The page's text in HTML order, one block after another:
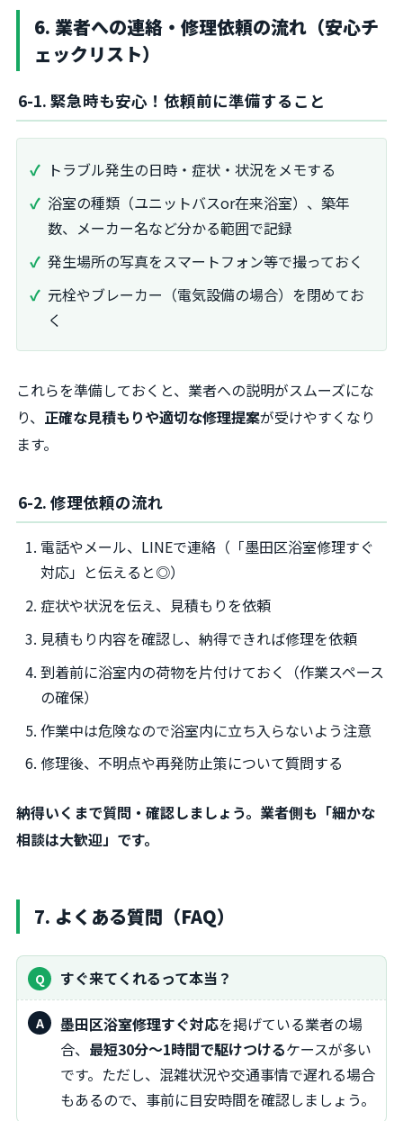
6. 業者への連絡・修理依頼の流れ（安心チ
ェックリスト）
6-1. 緊急時も安心！依頼前に準備すること
トラブル発生の日時・症状・状況をメモする
浴室の種類（ユニットバスor在来浴室）、築年
数、メーカー名など分かる範囲で記録
発生場所の写真をスマートフォン等で撮っておく
元栓やブレーカー（電気設備の場合）を閉めてお
く
これらを準備しておくと、業者への説明がスムーズにな
り、 正確な見積もりや適切な修理提案が受けやすくなり
ます。
6-2. 修理依頼の流れ
電話やメール、LINEで連絡（「墨田区浴室修理すぐ
対応」と伝えると◎）
症状や状況を伝え、見積もりを依頼
見積もり内容を確認し、納得できれば修理を依頼
到着前に浴室内の荷物を片付けておく（作業スペース
の確保）
作業中は危険なので浴室内に立ち入らないよう注意
修理後、不明点や再発防止策について質問する
納得いくまで質問・確認しましょう。業者側も「細かな
相談は大歓迎」です。
7. よくある質問（FAQ）
すぐ来てくれるって本当？
墨田区浴室修理すぐ対応を掲げている業者の場
合、 最短30分～1時間で駆けつけるケースが多い
です。ただし、混雑状況や交通事情で遅れる場合
もあるので、事前に目安時間を確認しましょう。